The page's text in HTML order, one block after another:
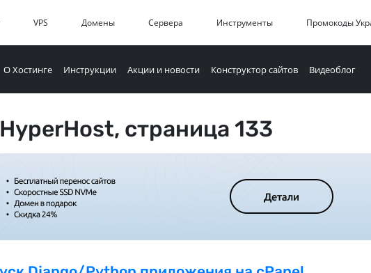
VPS Домены Сервера Инструменты Промокоды
О Хостинге Инструкции Акции и новости Конструктор сайтов Видеоблог
страница 133